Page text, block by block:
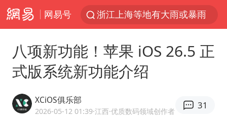
网易号
浙江上海等地有大雨或暴雨
黄金牛市回来了吗
倪萍赵雅芝同框亮相红毯
八项新功能！苹果 iOS 26.5 正
式版系统新功能介绍
XCiOS俱乐部
2026-05-12 01:39·江西·优质数码领域创作者
31